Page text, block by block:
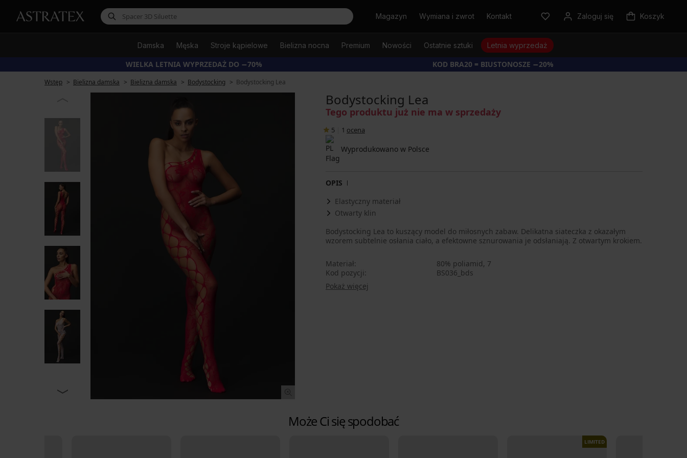
SzukajMagazyn Wymiana i zwrot Kontakt Zaloguj się Koszyk
Damska Męska Stroje kąpielowe Bielizna nocna Premium Nowości Ostatnie sztuki Letnia wyprzedaż
WIELKA LETNIA WYPRZEDAŻ DO −70% KOD BRA20 = BIUSTONOSZE −20%
Wstęp Bielizna damska Bielizna damska Bodystocking Bodystocking Lea
Bodystocking Lea
Tego produktu już nie ma w sprzedaży
5 1 ocena
Wyprodukowano w Polsce
OPIS
Elastyczny materiał
Otwarty klin
Bodystocking Lea to kuszący model do miłosnych zabaw. Delikatna siateczka z okazałym
wzorem subtelnie osłania ciało, a efektowne sznurowania je odsłaniają. Z otwartym krokiem.
Materiał
80% poliamid, 7
Kod pozycji
BS036_bds
Pokaż więcej
Może Ci się spodobać
LIMITED